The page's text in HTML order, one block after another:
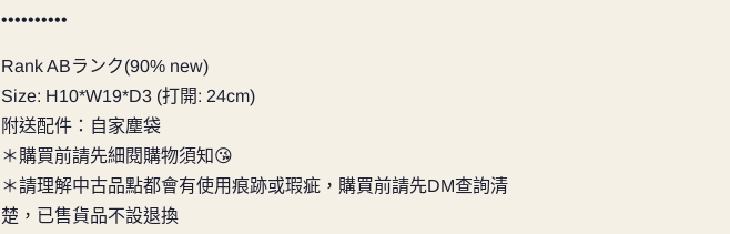
••••••••••
Rank ABランク(90% new)
Size: H10*W19*D3 (打開: 24cm)
附送配件：自家塵袋
＊購買前請先細閱購物須知😘
＊請理解中古品點都會有使用痕跡或瑕疵，購買前請先DM查詢清
楚，已售貨品不設退換